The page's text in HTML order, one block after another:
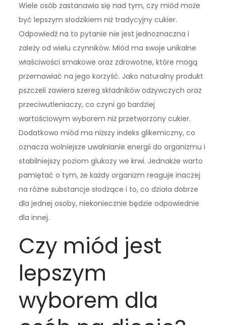
Wiele osób zastanawia się nad tym, czy miód może
być lepszym słodzikiem niż tradycyjny cukier.
Odpowiedź na to pytanie nie jest jednoznaczna i
zależy od wielu czynników. Miód ma swoje unikalne
właściwości smakowe oraz zdrowotne, które mogą
przemawiać na jego korzyść. Jako naturalny produkt
pszczeli zawiera szereg składników odżywczych oraz
przeciwutleniaczy, co czyni go bardziej
wartościowym wyborem niż przetworzony cukier.
Dodatkowo miód ma niższy indeks glikemiczny, co
oznacza wolniejsze uwalnianie energii do organizmu i
stabilniejszy poziom glukozy we krwi. Jednakże warto
pamiętać o tym, że każdy organizm reaguje inaczej
na różne substancje słodzące i to, co działa dobrze
dla jednej osoby, niekoniecznie będzie odpowiednie
dla innej.
Czy miód jest
lepszym
wyborem dla